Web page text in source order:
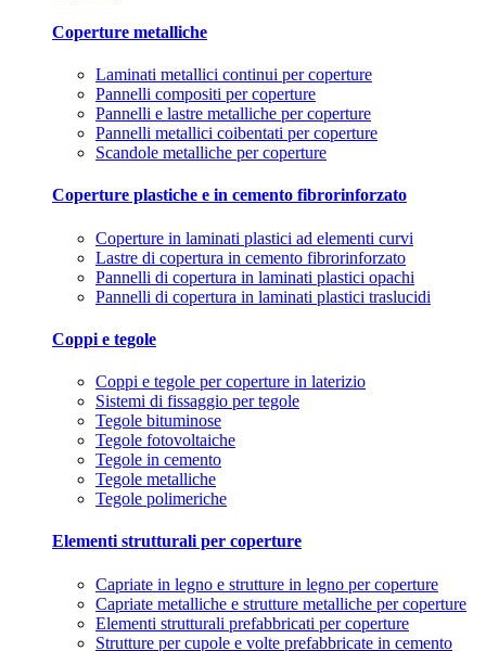
Coperture metalliche
Laminati metallici continui per coperture
Pannelli compositi per coperture
Pannelli e lastre metalliche per coperture
Pannelli metallici coibentati per coperture
Scandole metalliche per coperture
Coperture plastiche e in cemento fibrorinforzato
Coperture in laminati plastici ad elementi curvi
Lastre di copertura in cemento fibrorinforzato
Pannelli di copertura in laminati plastici opachi
Pannelli di copertura in laminati plastici traslucidi
Coppi e tegole
Coppi e tegole per coperture in laterizio
Sistemi di fissaggio per tegole
Tegole bituminose
Tegole fotovoltaiche
Tegole in cemento
Tegole metalliche
Tegole polimeriche
Elementi strutturali per coperture
Capriate in legno e strutture in legno per coperture
Capriate metalliche e strutture metalliche per coperture
Elementi strutturali prefabbricati per coperture
Strutture per cupole e volte prefabbricate in cemento